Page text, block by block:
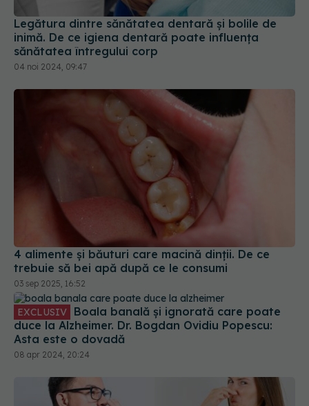
Legătura dintre sănătatea dentară și bolile de
inimă. De ce igiena dentară poate influența
sănătatea întregului corp
04 noi 2024, 09:47
4 alimente și băuturi care macină dinții. De ce
trebuie să bei apă după ce le consumi
03 sep 2025, 16:52
EXCLUSIV
duce la Alzheimer. Dr. Bogdan Ovidiu Popescu:
Asta este o dovadă
08 apr 2024, 20:24